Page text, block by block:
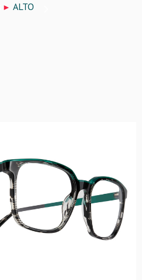
ALTO